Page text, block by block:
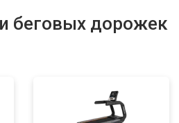
беговых дорожек